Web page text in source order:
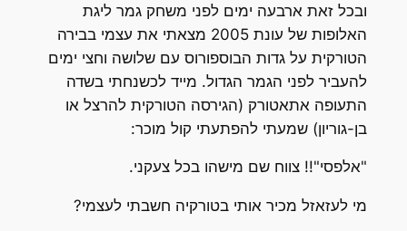
ובכל זאת ארבעה ימים לפני משחק גמר ליגת
האלופות של עונת 2005 מצאתי את עצמי בבירה
הטורקית על גדות הבוספורוס עם שלושה וחצי ימים
להעביר לפני הגמר הגדול. מייד לכשנחתי בשדה
התעופה אתאטורק (הגירסה הטורקית להרצל או
בן-גוריון) שמעתי להפתעתי קול מוכר:
"אלפסי"!! צווח שם מישהו בכל צעקני.
מי לעזאזל מכיר אותי בטורקיה חשבתי לעצמי?